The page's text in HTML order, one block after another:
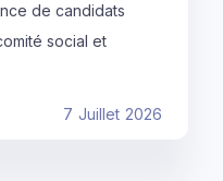
de candidats
social et
7 Juillet 2026